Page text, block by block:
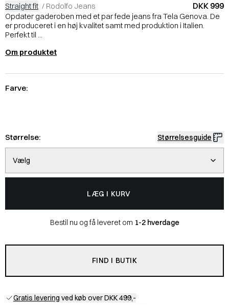
Straight fit / Rodolfo Jeans DKK 999
Opdater gaderoben med et par fede jeans fra Tela Genova. De
er produceret i en høj kvalitet samt med produktion i Italien.
Perfekt til ...
Om produktet
Farve:
Størrelse: Størrelsesguide
Vælg
LÆG I KURV
Bestil nu og få leveret om 1-2 hverdage
FIND I BUTIK
Gratis levering ved køb over DKK 499,-